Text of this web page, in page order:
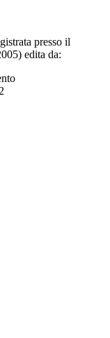
presso il
edita da: